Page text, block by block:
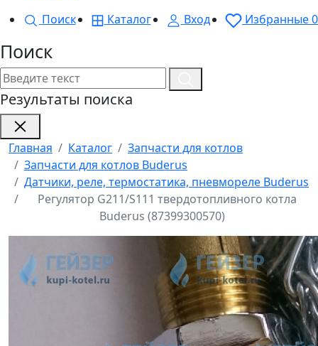
Поиск
Каталог Вход Избранные0
Поиск
Результаты поиска
Главная Каталог
Запчасти для котлов
Запчасти для котлов Buderus
Датчики, реле, термостатика, пневмореле Buderus
Регулятор G211/S111 твердотопливного котла
Buderus (87399300570)